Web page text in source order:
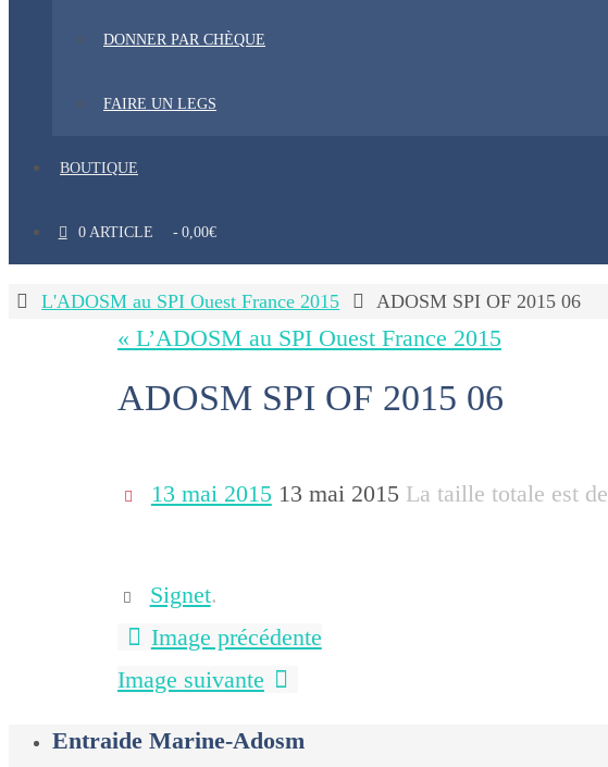
DONNER PAR CHÈQUE
FAIRE UN LEGS
BOUTIQUE
0 ARTICLE 0,00€
HomeL'ADOSM au SPI Ouest France 2015 ADOSM SPI OF 2015 06
« L’ADOSM au SPI Ouest France 2015
ADOSM SPI OF 2015 06
13 mai 2015 13 mai 2015 La taille totale est de
Signet.
Image précédente
Image suivante
Entraide Marine-Adosm